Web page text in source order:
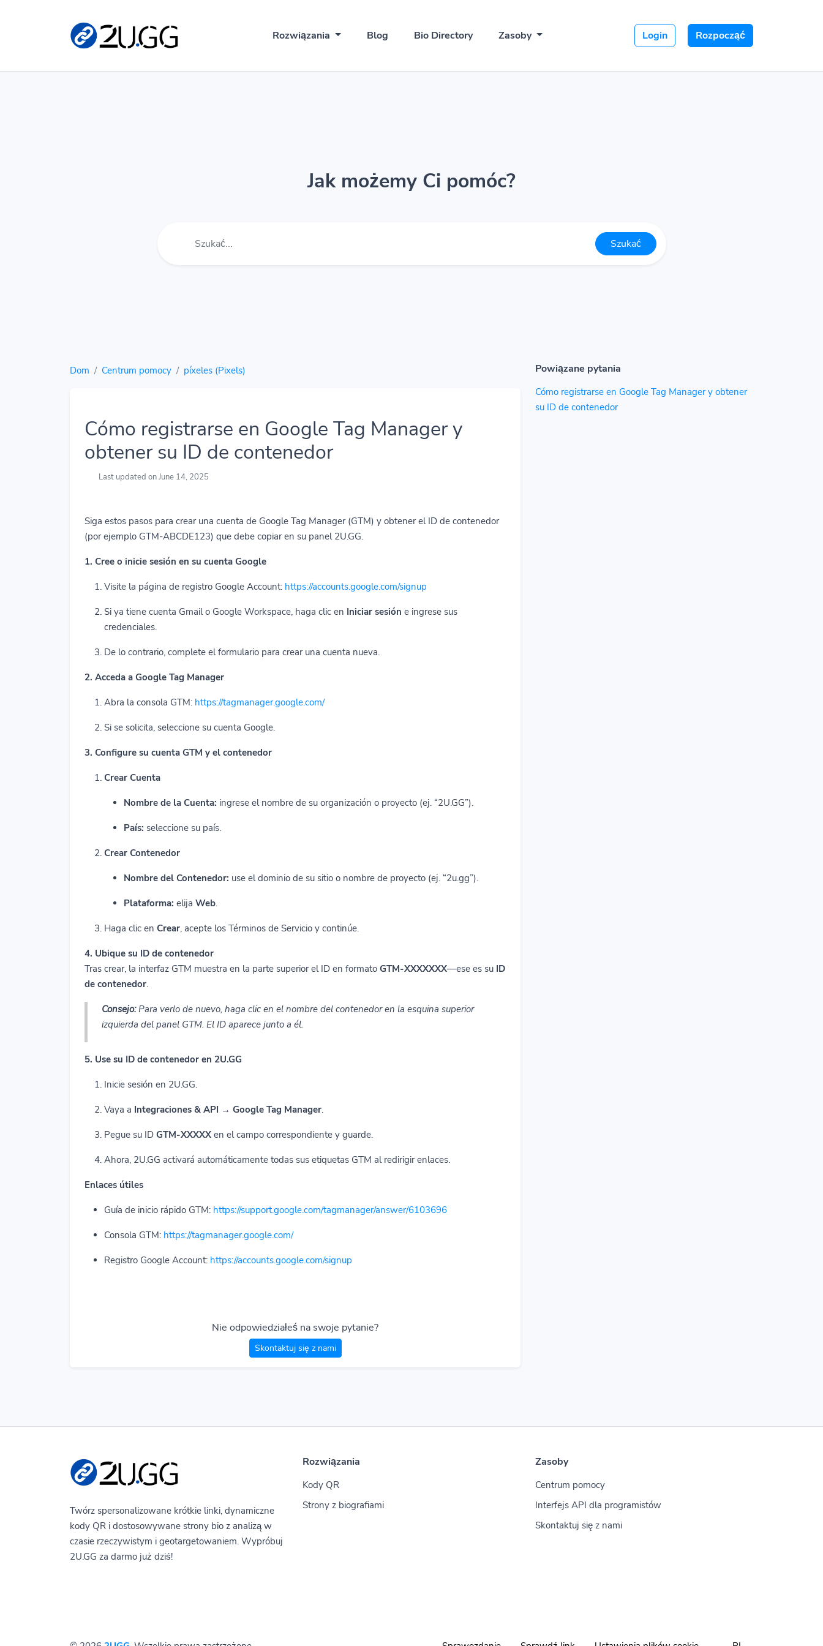
Rozwiązania Blog Bio Directory Zasoby Login Rozpocząć
Jak możemy Ci pomóc?
Szukać
Dom Centrum pomocy píxeles (Pixels)
Cómo registrarse en Google Tag Manager y
obtener su ID de contenedor
Last updated on June 14, 2025
Siga estos pasos para crear una cuenta de Google Tag Manager (GTM) y obtener el ID de contenedor
(por ejemplo GTM-ABCDE123) que debe copiar en su panel 2U.GG.
1. Cree o inicie sesión en su cuenta Google
Visite la página de registro Google Account: https://accounts.google.com/signup
Si ya tiene cuenta Gmail o Google Workspace, haga clic en Iniciar sesión e ingrese sus
credenciales.
De lo contrario, complete el formulario para crear una cuenta nueva.
2. Acceda a Google Tag Manager
Abra la consola GTM: https://tagmanager.google.com/
Si se solicita, seleccione su cuenta Google.
3. Configure su cuenta GTM y el contenedor
Crear Cuenta
Nombre de la Cuenta: ingrese el nombre de su organización o proyecto (ej. “2U.GG”).
País: seleccione su país.
Crear Contenedor
Nombre del Contenedor: use el dominio de su sitio o nombre de proyecto (ej. “2u.gg”).
Plataforma: elija Web.
Haga clic en Crear, acepte los Términos de Servicio y continúe.
4. Ubique su ID de contenedor
Tras crear, la interfaz GTM muestra en la parte superior el ID en formato GTM-XXXXXXX—ese es su ID
de contenedor.
Consejo:Para verlo de nuevo, haga clic en el nombre del contenedor en la esquina superior
izquierda del panel GTM. El ID aparece junto a él.
5. Use su ID de contenedor en 2U.GG
Inicie sesión en 2U.GG.
Vaya a Integraciones & API → Google Tag Manager.
Pegue su ID GTM-XXXXX en el campo correspondiente y guarde.
Ahora, 2U.GG activará automáticamente todas sus etiquetas GTM al redirigir enlaces.
Enlaces útiles
Guía de inicio rápido GTM: https://support.google.com/tagmanager/answer/6103696
Consola GTM: https://tagmanager.google.com/
Registro Google Account: https://accounts.google.com/signup
Nie odpowiedziałeś na swoje pytanie?
Skontaktuj się z nami
Powiązane pytania
Cómo registrarse en Google Tag Manager y obtener
su ID de contenedor
Twórz spersonalizowane krótkie linki, dynamiczne
kody QR i dostosowywane strony bio z analizą w
czasie rzeczywistym i geotargetowaniem. Wypróbuj
2U.GG za darmo już dziś!
Rozwiązania
Kody QR
Strony z biografiami
Zasoby
Centrum pomocy
Interfejs API dla programistów
Skontaktuj się z nami